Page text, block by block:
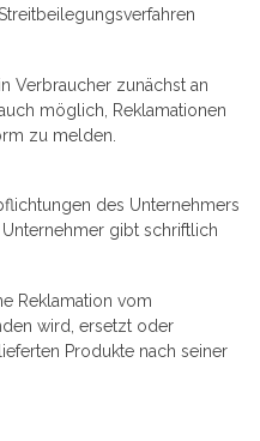
Verbraucher zunächst an
möglich, Reklamationen
zu melden.
des Unternehmers
gibt schriftlich
Reklamation vom
wird, ersetzt oder
Produkte nach seiner